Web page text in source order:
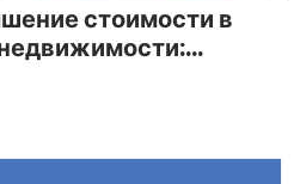
стоимости в